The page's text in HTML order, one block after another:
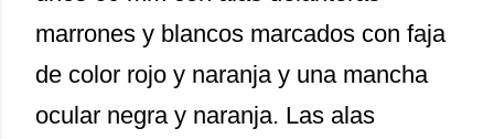
marrones y blancos marcados con faja
de color rojo y naranja y una mancha
ocular negra y naranja. Las alas